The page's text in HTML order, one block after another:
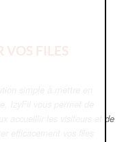
VOS FILES
accueillir les visiteurs et de